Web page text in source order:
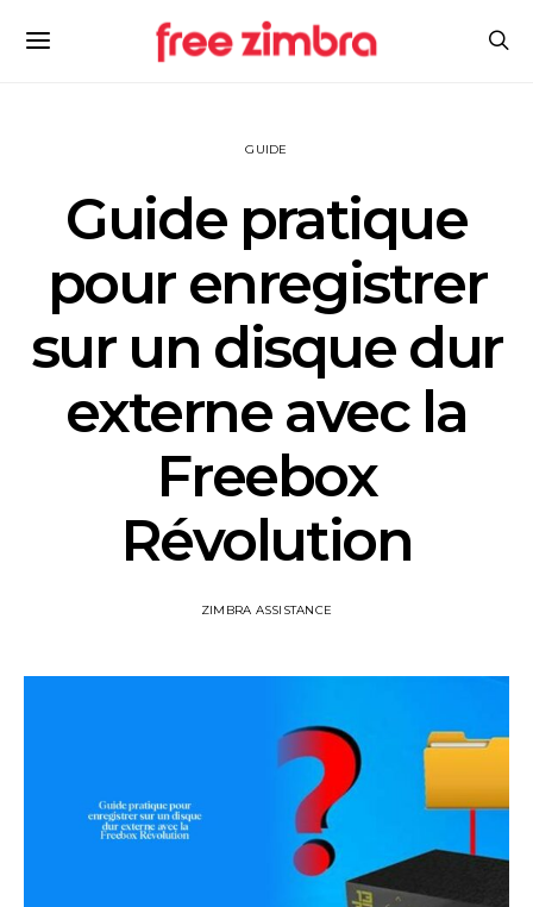
GUIDE
Guide pratique
pour enregistrer
sur un disque dur
externe avec la
Freebox
Révolution
ZIMBRA ASSISTANCE